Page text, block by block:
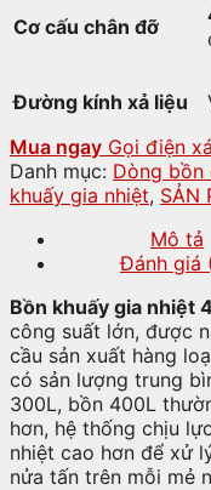
Cơ cấu chân đỡ
Đường kính xả liệu
Mua ngay Gọi điện
Danh mục: Dòng bồn
khuấy gia nhiệt, SẢN
Mô tả
Đánh giá
Bồn khuấy gia nhiệt
công suất lớn, được
cầu sản xuất hàng
có sản lượng trung
300L, bồn 400L
hơn, hệ thống chịu
nhiệt cao hơn để xử
nửa tấn trên mỗi mẻ